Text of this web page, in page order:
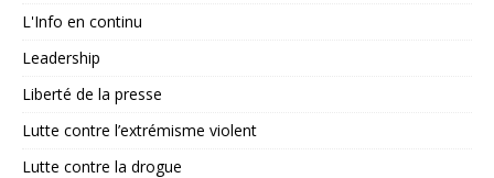
L'Info en continu
Leadership
Liberté de la presse
Lutte contre l’extrémisme violent
Lutte contre la drogue